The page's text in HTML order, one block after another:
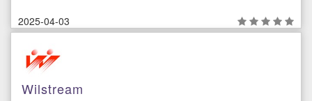
2025-04-03
Wilstream